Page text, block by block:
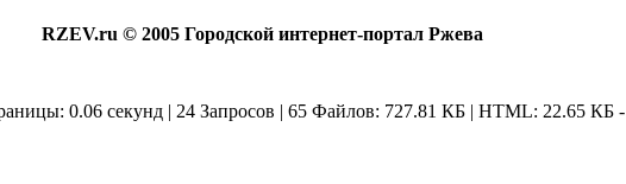
RZEV.ru © 2005 Городской интернет-портал Ржева
0.06 секунд | 24 Запросов | 65 Файлов: 727.81 КБ | HTML: 22.65 КБ -